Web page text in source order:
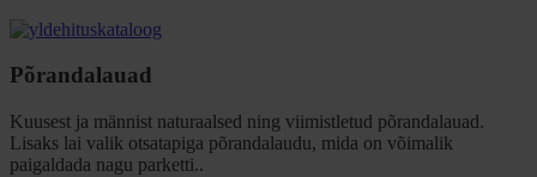
Põrandalauad
Kuusest ja männist naturaalsed ning viimistletud põrandalauad.
Lisaks lai valik otsatapiga põrandalaudu, mida on võimalik
paigaldada nagu parketti..